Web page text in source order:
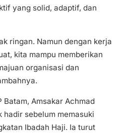
yang solid, adaptif, dan
ringan. Namun dengan kerja
kita mampu memberikan
organisasi dan
Batam, Amsakar Achmad
sebelum memasuki
Ibadah Haji. Ia turut